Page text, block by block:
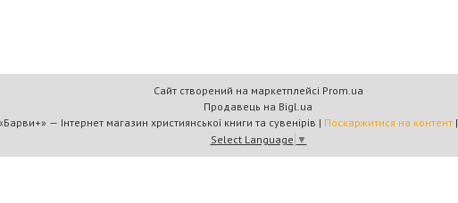
Сайт створений на маркетплейсі Prom.ua
Продавець на Bigl.ua
Книжковий дім «Барви+» — Інтернет магазин християнської книги та сувенірів | Поскаржитися на контент |
Select Language ▼